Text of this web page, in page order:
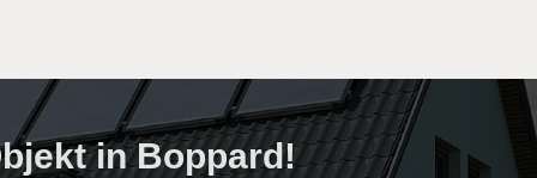
in Boppard!